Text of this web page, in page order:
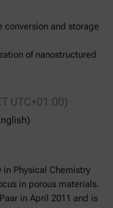
conversion and storage
of nanostructured
UTC+01:00)
in Physical Chemistry
in porous materials.
in April 2011 and is